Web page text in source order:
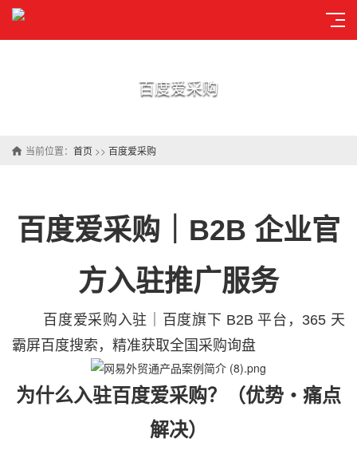
百度爱采购
当前位置： 首页 >> 百度爱采购
百度爱采购｜B2B 企业官
方入驻推广服务
百度爱采购入驻｜百度旗下 B2B 平台，365 天
霸屏百度搜索，精准获取全国采购询盘
为什么入驻百度爱采购？（优势・痛点
解决）